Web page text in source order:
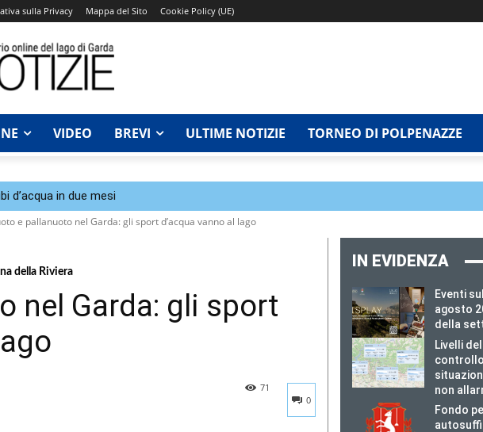
sulla Privacy Mappa del Sito Cookie Policy (UE)
VIDEO BREVI ULTIME NOTIZIE TORNEO DI POLPENAZZE
d’acqua in due mesi
e pallanuoto nel Garda: gli sport d’acqua vanno al lago
della Riviera
nel Garda: gli sport
0
71
IN EVIDENZA
Eventi
agosto
della
Livelli
non
Fondo